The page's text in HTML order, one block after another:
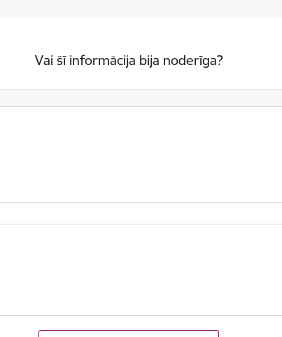
Vai šī informācija bija noderīga?